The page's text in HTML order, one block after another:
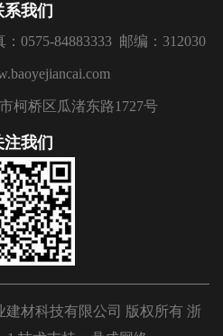
系我们
：0575-84883333 邮编：312030
柯桥区瓜渚东路1727号
注我们
建材科技有限公司 版权所有 浙